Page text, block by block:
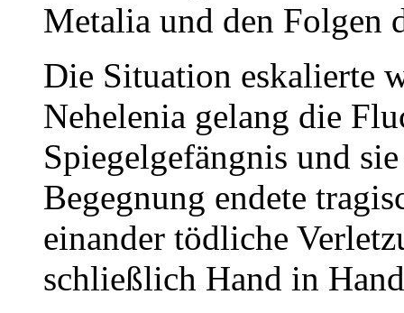
Metalia und den Folgen
Die Situation eskalierte
Nehelenia gelang die
Spiegelgefängnis und
Begegnung endete
einander tödliche
schließlich Hand in